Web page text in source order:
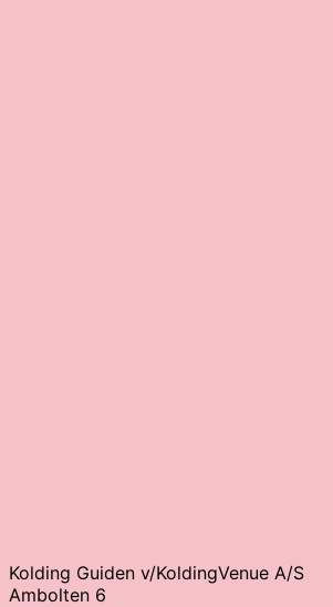
Kolding Guiden v/KoldingVenue A/S
Ambolten 6